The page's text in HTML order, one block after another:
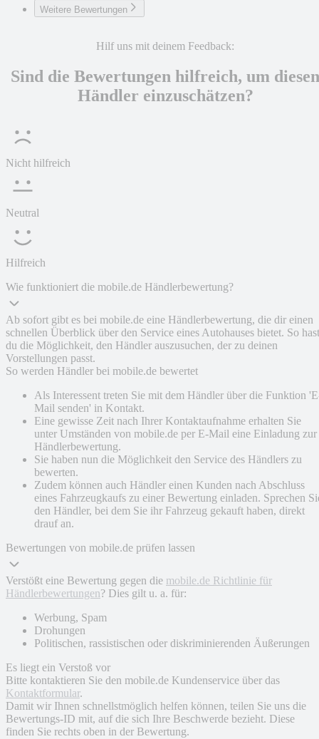
Weitere Bewertungen
Hilf uns mit deinem Feedback:
Sind die Bewertungen hilfreich, um diesen
Händler einzuschätzen?
Nicht hilfreich
Neutral
Hilfreich
Wie funktioniert die mobile.de Händlerbewertung?
Ab sofort gibt es bei mobile.de eine Händlerbewertung, die dir einen
schnellen Überblick über den Service eines Autohauses bietet. So hast
du die Möglichkeit, den Händler auszusuchen, der zu deinen
Vorstellungen passt.
So werden Händler bei mobile.de bewertet
Als Interessent treten Sie mit dem Händler über die Funktion
Mail senden' in Kontakt.
Eine gewisse Zeit nach Ihrer Kontaktaufnahme erhalten Sie
unter Umständen von mobile.de per E-Mail eine Einladung zur
Händlerbewertung.
Sie haben nun die Möglichkeit den Service des Händlers zu
bewerten.
Zudem können auch Händler einen Kunden nach Abschluss
eines Fahrzeugkaufs zu einer Bewertung einladen. Sprechen
den Händler, bei dem Sie ihr Fahrzeug gekauft haben, direkt
drauf an.
Bewertungen von mobile.de prüfen lassen
Verstößt eine Bewertung gegen die mobile.de Richtlinie für
Händlerbewertungen? Dies gilt u. a. für:
Werbung, Spam
Drohungen
Politischen, rassistischen oder diskriminierenden Äußerungen
Es liegt ein Verstoß vor
Bitte kontaktieren Sie den mobile.de Kundenservice über das
Kontaktformular.
Damit wir Ihnen schnellstmöglich helfen können, teilen Sie uns die
Bewertungs-ID mit, auf die sich Ihre Beschwerde bezieht. Diese
finden Sie rechts oben in der Bewertung.